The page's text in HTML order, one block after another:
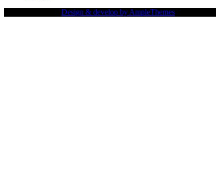
Design & develop by AmpleThemes